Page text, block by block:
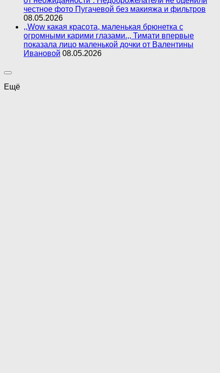
честное фото Пугачевой без макияжа и фильтров
08.05.2026
,,Wow какая красота, маленькая брюнетка с
огромными карими глазами.,, Тимати впервые
показала лицо маленькой дочки от Валентины
Ивановой 08.05.2026
Ещё